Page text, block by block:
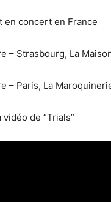
en concert en France
– Strasbourg, La
– Paris, La
de “Trials”